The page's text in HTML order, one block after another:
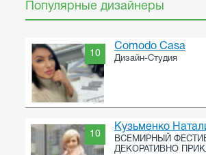
Популярные дизайнеры
10
Comodo Casa
Дизайн-Студия
10
Кузьменко
ВСЕМИРНЫЙ
ДЕКОРАТИВНО